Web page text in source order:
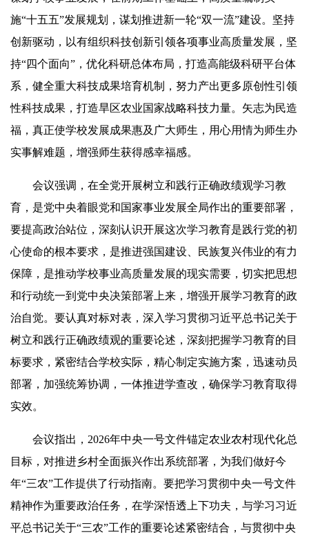
施“十五五”发展规划，谋划推进新一轮“双一流”建设。坚持
创新驱动，以有组织科技创新引领各项事业高质量发展，坚
持“四个面向”，优化科研总体布局，打造高能级科研平台体
系，健全重大科技成果培育机制，努力产出更多原创性引领
性科技成果，打造旱区农业国家战略科技力量。矢志为民造
福，真正使学校发展成果惠及广大师生，用心用情为师生办
实事解难题，增强师生获得感幸福感。
会议强调，在全党开展树立和践行正确政绩观学习教
育，是党中央着眼党和国家事业发展全局作出的重要部署，
要提高政治站位，深刻认识开展这次学习教育是践行党的初
心使命的根本要求，是推进强国建设、民族复兴伟业的有力
保障，是推动学校事业高质量发展的现实需要，切实把思想
和行动统一到党中央决策部署上来，增强开展学习教育的政
治自觉。要认真对标对表，深入学习贯彻习近平总书记关于
树立和践行正确政绩观的重要论述，深刻把握学习教育的目
标要求，紧密结合学校实际，精心制定实施方案，迅速动员
部署，加强统筹协调，一体推进学查改，确保学习教育取得
实效。
会议指出，2026年中央一号文件锚定农业农村现代化总
目标，对推进乡村全面振兴作出系统部署，为我们做好今
年“三农”工作提供了行动指南。要把学习贯彻中央一号文件
精神作为重要政治任务，在学深悟透上下功夫，与学习习近
平总书记关于“三农”工作的重要论述紧密结合，与贯彻中央